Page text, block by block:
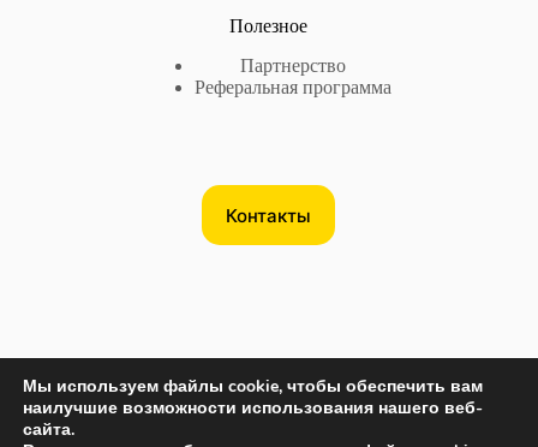
Полезное
Партнерство
Реферальная программа
Контакты
Контакты
Мы используем файлы cookie, чтобы обеспечить вам
наилучшие возможности использования нашего веб-
сайта.